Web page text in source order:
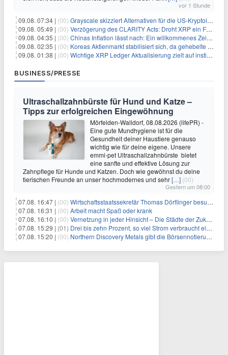
vor 1 Stunde
09.08. 07:34 | (00) Grayscale skizziert Alternativen für die US-Kryptoindustrie ohne CLARITY Act
09.08. 05:49 | (00) Verzögerung des CLARITY Acts: Droht XRP ein Fall unter die $1-Marke?
09.08. 04:35 | (00) Chinas Inflation lässt nach: Ein willkommenes Zeichen für Investoren angesichts der Folgen des Öl-Schocks
09.08. 02:35 | (00) Koreas Aktienmarkt stabilisiert sich, da gehebelte Positionen abgebaut werden
09.08. 01:38 | (00) Wichtige XRP Ledger Aktualisierung zielt auf institutionelle Akzeptanz ab
BUSINESS/PRESSE
Ultraschallzahnbürste für Hund und Katze –
Tipps zur erfolgreichen Eingewöhnung
Mörfelden-Walldorf, 08.08.2026 (lifePR) -
Eine gute Mundhygiene ist für die
Gesundheit deiner Haustiere genauso
wichtig wie für deine eigene. Unsere
emmi-pet Ultraschallzahnbürste bietet
eine sanfte und effektive Lösung zur
Zahnpflege für Hunde und Katzen. Doch wie gewöhnst du deine
tierischen Freunde an unser hochmodernes und sehr[…] (00)
Gestern um 08:00
07.08. 16:47 | (00) Wirtschaftsstaatssekretär Thomas Dörflinger besucht Handwerksbetrieb im Kammerbezirk Freiburg
07.08. 16:31 | (00) Arbeit macht Spaß oder krank
07.08. 16:10 | (00) Vernetzung in jeder Hinsicht – Die Städte der Zukunft sind grün-blau
07.08. 15:29 | (01) Drei bis zehn Prozent, so viel Strom verbraucht ein Aufzug im Gebäude
07.08. 15:20 | (00) Northern Discovery Metals gibt die Börsennotierung an der Frankfurter Wertpapierbörse bekannt